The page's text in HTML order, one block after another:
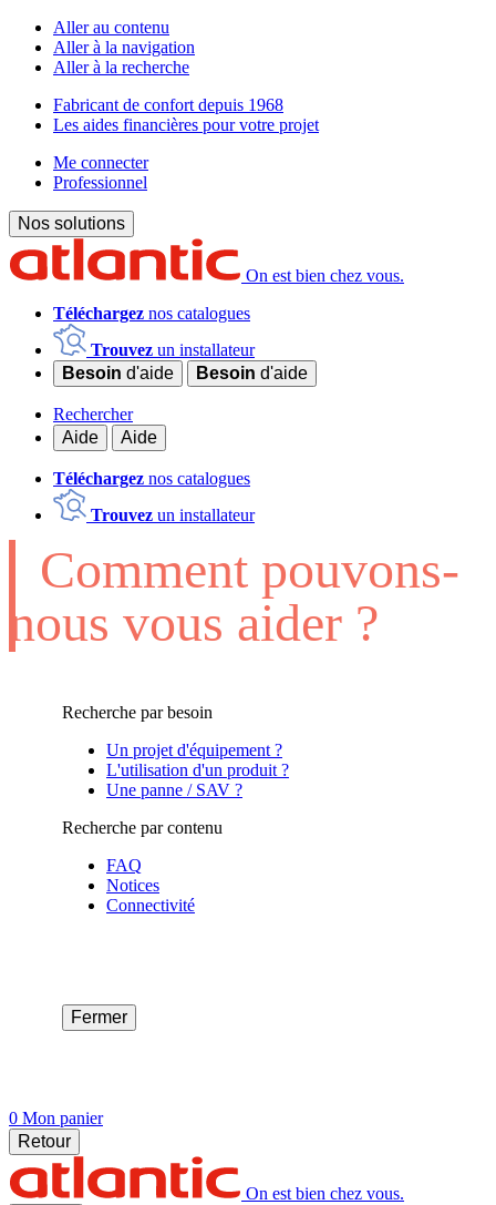
Aller au contenu
Aller à la navigation
Aller à la recherche
Fabricant de confort depuis 1968
Les aides financières pour votre projet
Me connecter
Professionnel
Nos solutions
On est bien chez vous.
Téléchargez nos catalogues
Trouvez un installateur
Besoin d'aide Besoin d'aide
Rechercher
Aide
Aide
Téléchargez nos catalogues
Trouvez un installateur
Comment pouvons-
nous vous aider ?
Recherche par besoin
Un projet d'équipement ?
L'utilisation d'un produit ?
Une panne / SAV ?
Recherche par contenu
FAQ
Notices
Connectivité
Fermer
0 Mon panier
Retour
On est bien chez vous.